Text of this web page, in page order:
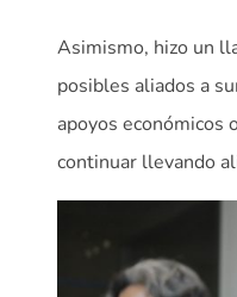
Asimismo, hizo un
posibles aliados a
apoyos económicos
continuar llevando